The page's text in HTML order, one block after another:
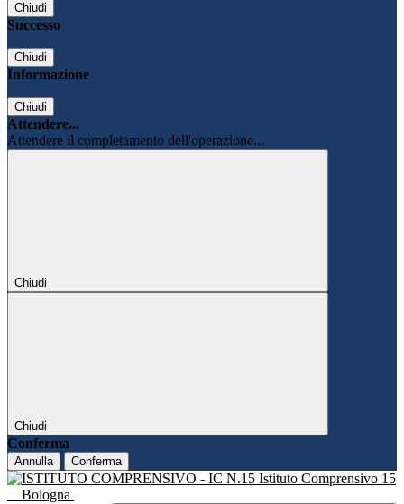
Chiudi
Successo
Chiudi
Informazione
Chiudi
Attendere...
Attendere il completamento dell'operazione...
Chiudi
Chiudi
Conferma
Annulla Conferma
Istituto Comprensivo 15
Bologna